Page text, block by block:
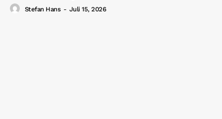
Stefan Hans - Juli 15, 2026